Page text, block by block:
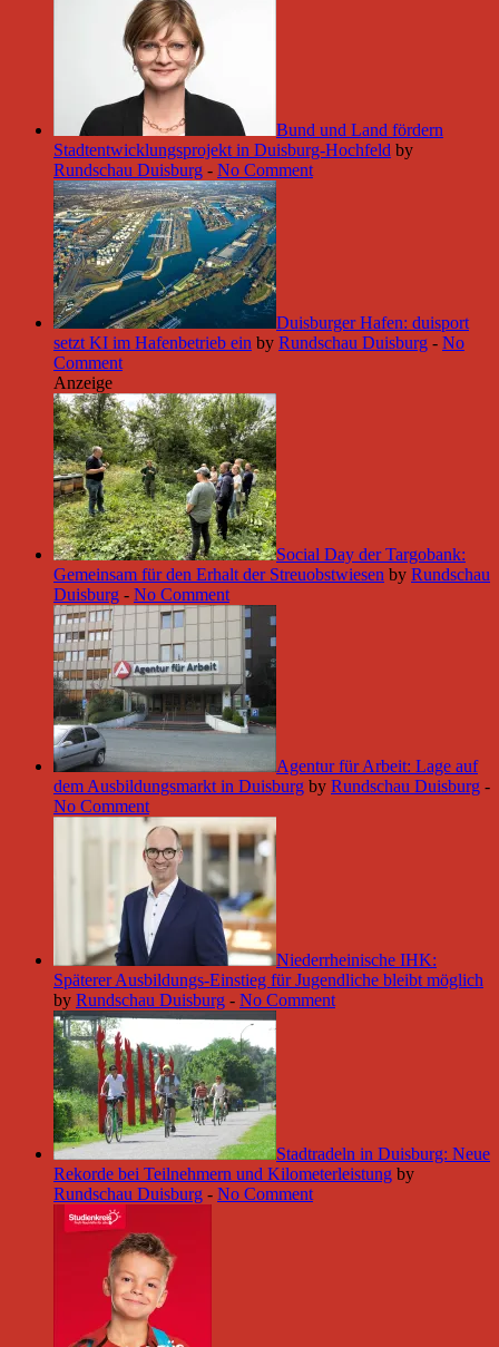
Bund und Land fördern
Stadtentwicklungsprojekt in Duisburg-Hochfeld by
Rundschau Duisburg - No Comment
Duisburger Hafen: duisport
setzt KI im Hafenbetrieb ein by Rundschau Duisburg - No
Comment
Anzeige
Social Day der Targobank:
Gemeinsam für den Erhalt der Streuobstwiesen by Rundschau
Duisburg - No Comment
Agentur für Arbeit: Lage auf
dem Ausbildungsmarkt in Duisburg by Rundschau Duisburg -
No Comment
Niederrheinische IHK:
Späterer Ausbildungs-Einstieg für Jugendliche bleibt möglich
by Rundschau Duisburg - No Comment
Stadtradeln in Duisburg: Neue
Rekorde bei Teilnehmern und Kilometerleistung by
Rundschau Duisburg - No Comment